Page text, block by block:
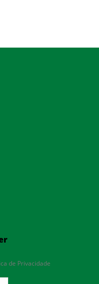
de Privacidade